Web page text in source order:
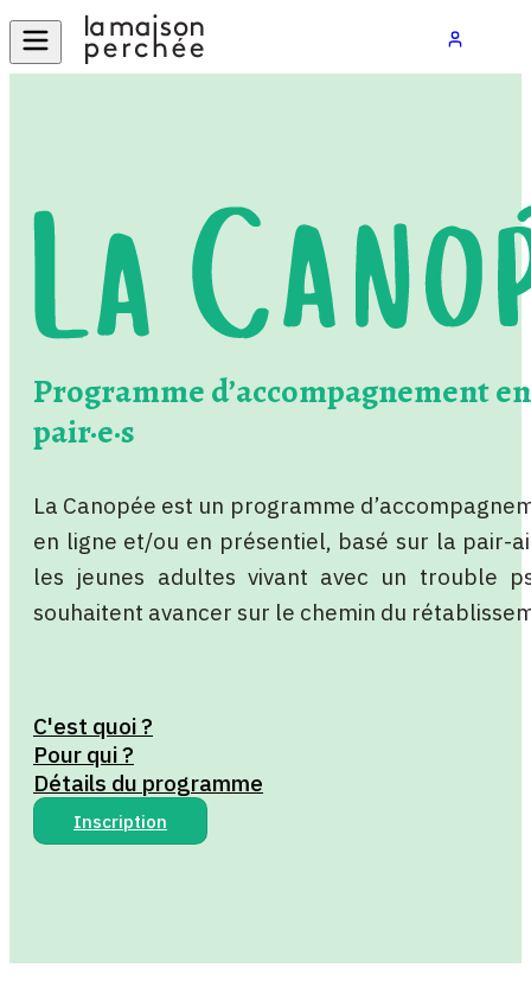
Programme d’accompagnement
pair·e·s
La Canopée est un programme
en ligne et/ou en présentiel, basé sur la pair-
les jeunes adultes vivant avec un trouble
souhaitent avancer sur le chemin du
C'est quoi ?
Pour qui ?
Détails du programme
Inscription